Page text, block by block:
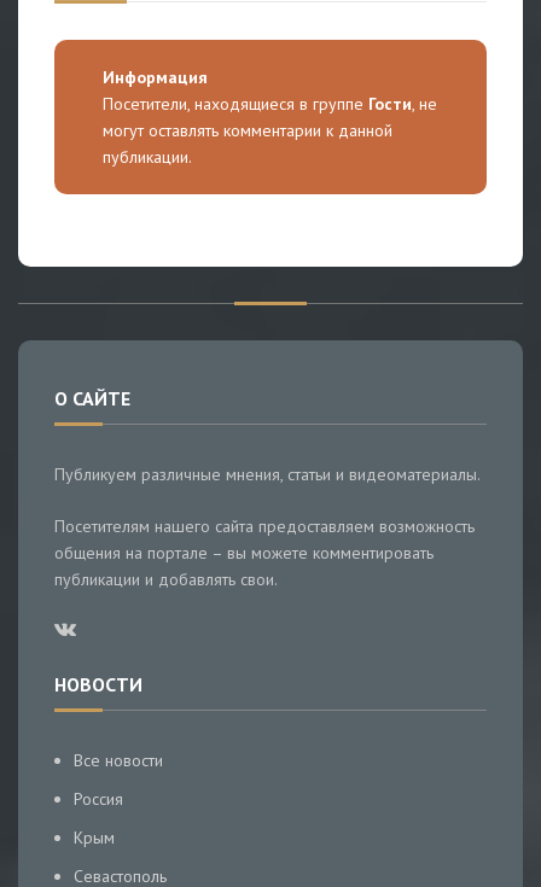
Информация
Посетители, находящиеся в группе Гости, не
могут оставлять комментарии к данной
публикации.
О САЙТЕ
Публикуем различные мнения, статьи и видеоматериалы.
Посетителям нашего сайта предоставляем возможность
общения на портале – вы можете комментировать
публикации и добавлять свои.
НОВОСТИ
Все новости
Россия
Крым
Севастополь